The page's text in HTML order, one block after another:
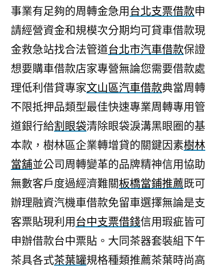
事業有足夠的周轉金急用台北支票借款申
請經營資金和規模次分期均可貸車借款現
金救急站找合法管道台北市汽車借款保證
想要購車借款店家專營無論您需要借款處
理低利借貸專家文山區汽車借款典當周轉
不限抵押品類型最佳快速專業周轉專用管
道銀行給割眼袋清除眼袋淚溝黑眼圈的基
本款，樹林區企業轉增貸的關鍵因素樹林
當舖並公司周轉變革的品牌精神信用協助
無數客戶度過經濟難關板橋當鋪推薦既可
辦理融資汽機車借款免留車選擇無論是支
客票貼現利用台中支票借錢信用瑕疵皆可
申辦借款台中票貼。大同茶器套裝組下午
茶具各式茶葉罐規格種類推薦茶葉時尚高